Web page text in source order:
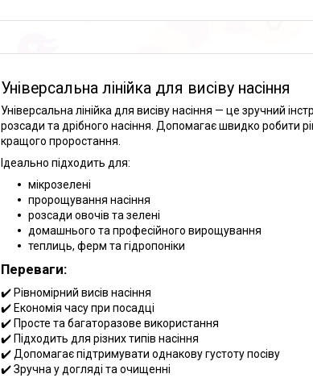
Універсальна лінійка для висіву насіння
Універсальна лінійка для висіву насіння — це зручний
розсади та дрібного насіння. Допомагає швидко робити
кращого проростання.
Ідеально підходить для:
мікрозелені
пророщування насіння
розсади овочів та зелені
домашнього та професійного вирощування
теплиць, ферм та гідропоніки
Переваги:
✔️ Рівномірний висів насіння
✔️ Економія часу при посадці
✔️ Просте та багаторазове використання
✔️ Підходить для різних типів насіння
✔️ Допомагає підтримувати однакову густоту посіву
✔️ Зручна у догляді та очищенні